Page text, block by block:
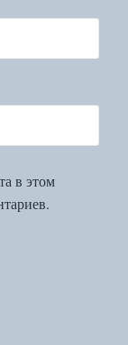
в этом